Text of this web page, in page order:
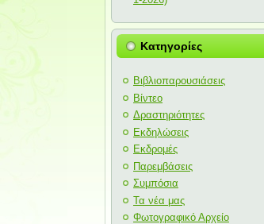
Κατηγορίες
Βιβλιοπαρουσιάσεις
Βίντεο
Δραστηριότητες
Εκδηλώσεις
Εκδρομές
Παρεμβάσεις
Συμπόσια
Τα νέα μας
Φωτογραφικό Αρχείο